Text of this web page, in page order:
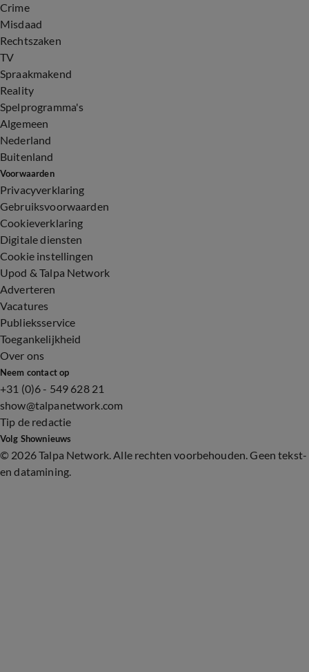
Crime
Misdaad
Rechtszaken
TV
Spraakmakend
Reality
Spelprogramma's
Algemeen
Nederland
Buitenland
Voorwaarden
Privacyverklaring
Gebruiksvoorwaarden
Cookieverklaring
Digitale diensten
Cookie instellingen
Upod & Talpa Network
Adverteren
Vacatures
Publieksservice
Toegankelijkheid
Over ons
Neem contact op
+31 (0)6 - 549 628 21
show@talpanetwork.com
Tip de redactie
Volg Shownieuws
© 2026 Talpa Network. Alle rechten voorbehouden. Geen tekst-
en datamining.